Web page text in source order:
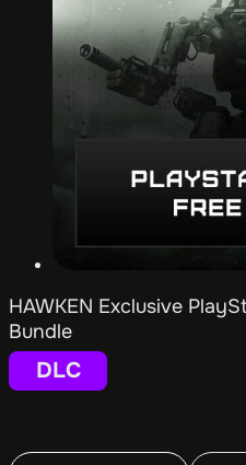
HAWKEN Exclusive
Bundle
DLC